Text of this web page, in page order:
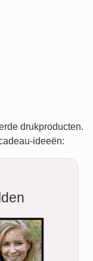
drukproducten.
ideeën: